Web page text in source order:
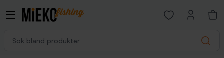
Search
Open favorites